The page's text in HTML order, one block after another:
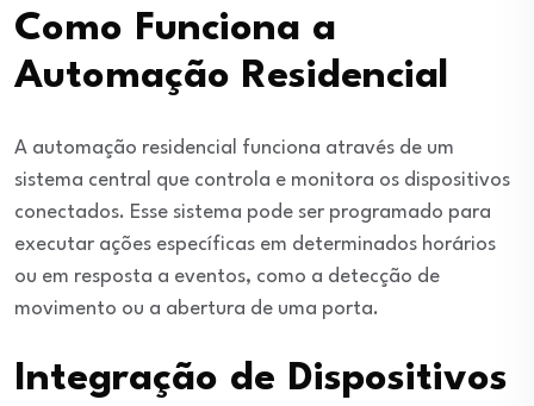
Como Funciona a
Automação Residencial
A automação residencial funciona através de um
sistema central que controla e monitora os dispositivos
conectados. Esse sistema pode ser programado para
executar ações específicas em determinados horários
ou em resposta a eventos, como a detecção de
movimento ou a abertura de uma porta.
Integração de Dispositivos